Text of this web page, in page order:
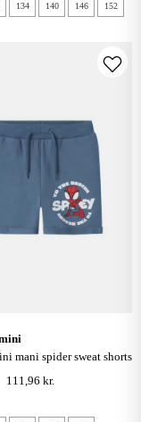
134 140 146 152
111,96 kr.